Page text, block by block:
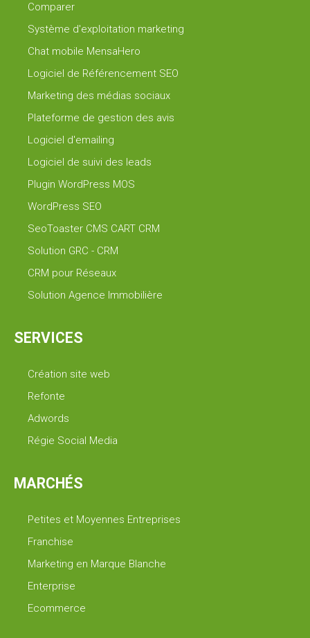
Comparer
Système d'exploitation marketing
Chat mobile MensaHero
Logiciel de Référencement SEO
Marketing des médias sociaux
Plateforme de gestion des avis
Logiciel d'emailing
Logiciel de suivi des leads
Plugin WordPress MOS
WordPress SEO
SeoToaster CMS CART CRM
Solution GRC - CRM
CRM pour Réseaux
Solution Agence Immobilière
SERVICES
Création site web
Refonte
Adwords
Régie Social Media
MARCHÉS
Petites et Moyennes Entreprises
Franchise
Marketing en Marque Blanche
Enterprise
Ecommerce